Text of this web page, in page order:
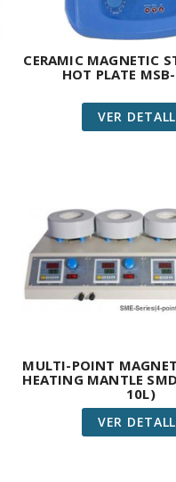
CERAMIC MAGNETIC
HOT PLATE MSB-
VER
MULTI-POINT
HEATING MANTLE
10L)
VER